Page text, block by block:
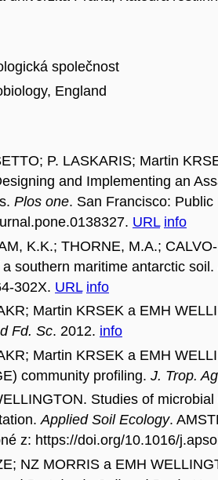
společnost
England
P. LASKARIS; Martin
and Implementing an
Plos one. San Francisco:
URL info
K.K.; THORNE, M.A.;
southern maritime antarctic soil.
302X. URL info
Martin KRSEK a EMH
Fd. Sc. 2012. info
Martin KRSEK a EMH
community profiling. J. Trop.
Studies of
Applied Soil Ecology.
z: https://doi.org/10.1016/
NZ MORRIS a EMH